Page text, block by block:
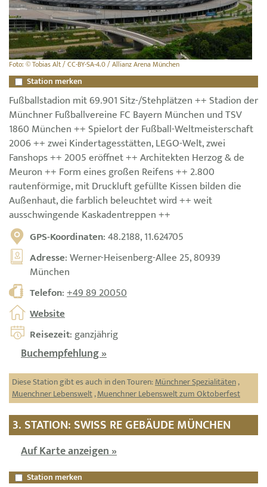
Foto: © Tobias Alt / CC-BY-SA-4.0 / Allianz Arena München
Station merken
Fußballstadion mit 69.901 Sitz-/Stehplätzen ++ Stadion der
Münchner Fußballvereine FC Bayern München und TSV
1860 München ++ Spielort der Fußball-Weltmeisterschaft
2006 ++ zwei Kindertagesstätten, LEGO-Welt, zwei
Fanshops ++ 2005 eröffnet ++ Architekten Herzog & de
Meuron ++ Form eines großen Reifens ++ 2.800
rautenförmige, mit Druckluft gefüllte Kissen bilden die
Außenhaut, die farblich beleuchtet wird ++ weit
ausschwingende Kaskadentreppen ++
GPS-Koordinaten: 48.2188, 11.624705
Adresse: Werner-Heisenberg-Allee 25, 80939
München
Telefon:+49 89 20050
Website
Reisezeit: ganzjährig
Buchempfehlung »
Diese Station gibt es auch in den Touren:Münchner Spezialitäten,
Muenchner Lebenswelt,Muenchner Lebenswelt zum Oktoberfest
3. STATION: SWISS RE GEBÄUDE MÜNCHEN
Auf Karte anzeigen »
Station merken